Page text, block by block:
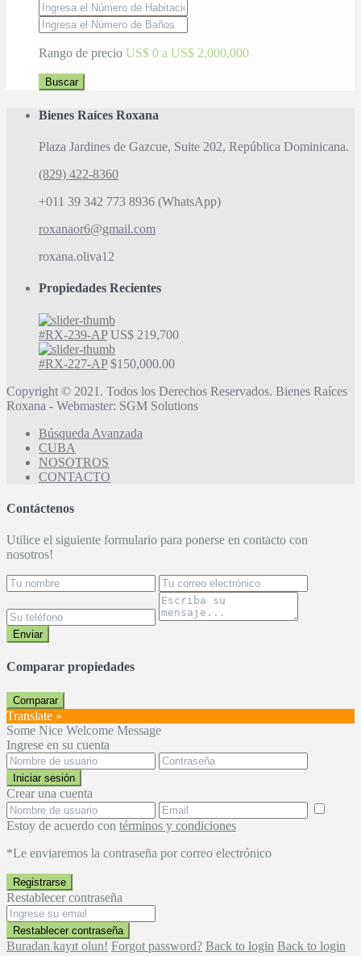
Rango de precio US$ 0 a US$ 2,000,000
Buscar
Bienes Raíces Roxana
Plaza Jardines de Gazcue, Suite 202, República Dominicana.
(829) 422-8360
+011 39 342 773 8936 (WhatsApp)
roxanaor6@gmail.com
roxana.oliva12
Propiedades Recientes
#RX-239-AP US$ 219,700
#RX-227-AP $150,000.00
Copyright © 2021. Todos los Derechos Reservados. Bienes Raíces
Roxana - Webmaster: SGM Solutions
Búsqueda Avanzada
CUBA
NOSOTROS
CONTACTO
Contáctenos
Utilice el siguiente formulario para ponerse en contacto con
nosotros!
Enviar
Comparar propiedades
Comparar
Translate »
Some Nice Welcome Message
Ingrese en su cuenta
Iniciar sesión
Crear una cuenta
Estoy de acuerdo con términos y condiciones
*Le enviaremos la contraseña por correo electrónico
Registrarse
Restablecer contraseña
Restablecer contraseña
Buradan kayıt olun! Forgot password? Back to login Back to login